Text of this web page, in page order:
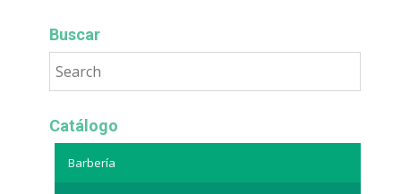
Buscar
Catálogo
Barbería